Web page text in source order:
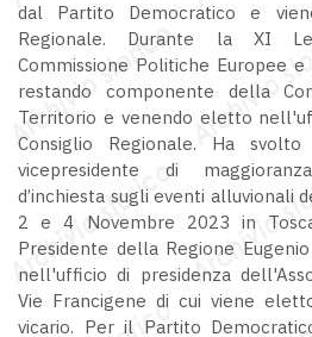
dal Partito Democratico e
Regionale. Durante la XI
Commissione Politiche Europee
restando componente della
Territorio e venendo eletto
Consiglio Regionale. Ha
vicepresidente di
d’inchiesta sugli eventi alluvionali
2 e 4 Novembre 2023 in
Presidente della Regione
nell'ufficio di presidenza
Vie Francigene di cui viene
vicario. Per il Partito